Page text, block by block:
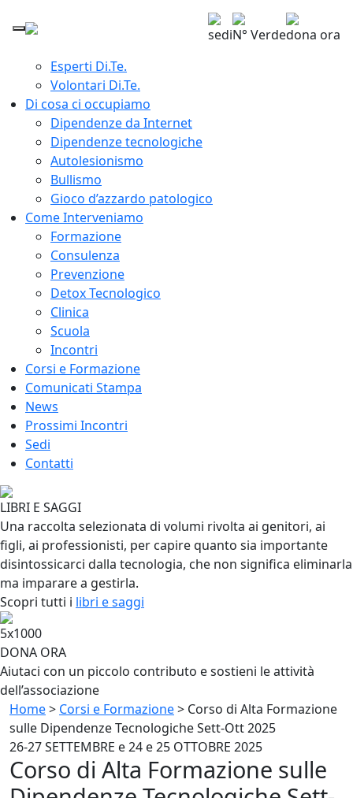
Chi siamo
Esperti Di.Te.
Volontari Di.Te.
Di cosa ci occupiamo
Dipendenze da Internet
Dipendenze tecnologiche
Autolesionismo
Bullismo
Gioco d’azzardo patologico
Come Interveniamo
Formazione
Consulenza
Prevenzione
Detox Tecnologico
Clinica
Scuola
Incontri
Corsi e Formazione
Comunicati Stampa
News
Prossimi Incontri
Sedi
Contatti
LIBRI E SAGGI
Una raccolta selezionata di volumi rivolta ai genitori, ai
figli, ai professionisti, per capire quanto sia importante
disintossicarci dalla tecnologia, che non significa eliminarla
ma imparare a gestirla.
Scopri tutti i libri e saggi
5x1000
DONA ORA
Aiutaci con un piccolo contributo e sostieni le attività
dell’associazione
sediN° Verdedona ora
Home> Corsi e Formazione> Corso di Alta Formazione
sulle Dipendenze Tecnologiche Sett-Ott 2025
26-27 SETTEMBRE e 24 e 25 OTTOBRE 2025
Corso di Alta Formazione sulle